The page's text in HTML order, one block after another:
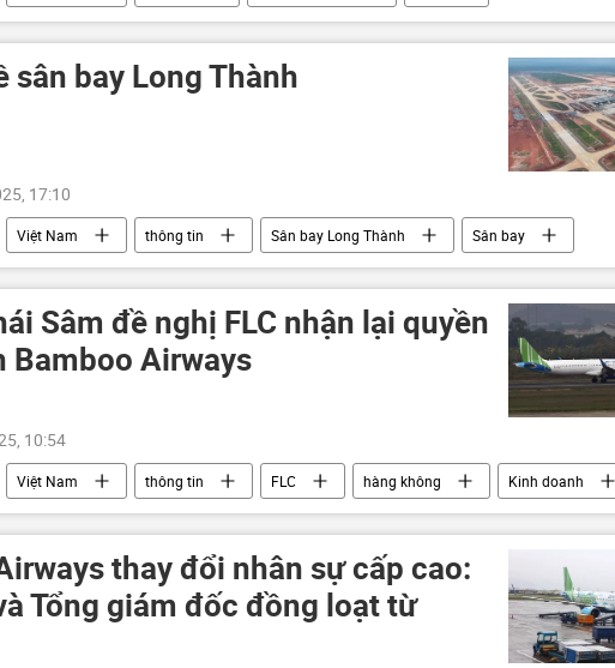
Hà Nội
sân bay Long Thành
17:10
Việt Nam thông tin Sân bay Long Thành
Sân bay
Chính trị giao thông Vietnam Airlines
Bộ Xây dựng
chuyến bay Tân Sơn Nhất
Sâm đề nghị FLC nhận lại quyền
Bamboo Airways
10:54
Việt Nam thông tin FLC hàng không
Kinh doanh
doanh nhân Trịnh Văn Quyết
thay đổi nhân sự cấp cao:
Tổng giám đốc đồng loạt từ